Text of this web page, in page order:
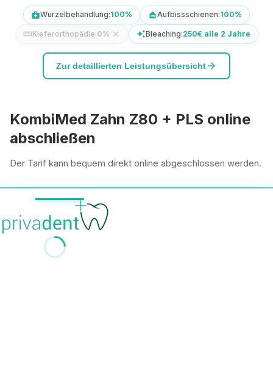
medical_servicesWurzelbehandlung:100% night_shelterAufbissschienen:100%
straightenKieferorthopädie:0% close auto_awesomeBleaching:250€ alle 2 Jahre
Zur detaillierten Leistungsübersichtarrow_forward
KombiMed Zahn Z80 + PLS online
abschließen
Der Tarif kann bequem direkt online abgeschlossen werden.